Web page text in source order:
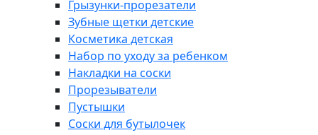
Грызунки-прорезатели
Зубные щетки детские
Косметика детская
Набор по уходу за ребенком
Накладки на соски
Прорезыватели
Пустышки
Соски для бутылочек